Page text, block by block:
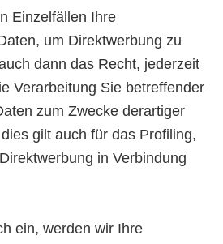
Einzelfällen Ihre
um Direktwerbung zu
dann das Recht, jederzeit
Verarbeitung Sie betreffender
zum Zwecke derartiger
gilt auch für das Profiling,
in Verbindung
ein, werden wir Ihre